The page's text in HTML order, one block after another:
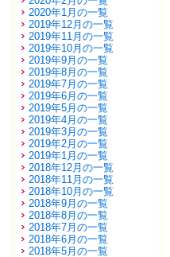
2020年1月の一覧
2019年12月の一覧
2019年11月の一覧
2019年10月の一覧
2019年9月の一覧
2019年8月の一覧
2019年7月の一覧
2019年6月の一覧
2019年5月の一覧
2019年4月の一覧
2019年3月の一覧
2019年2月の一覧
2019年1月の一覧
2018年12月の一覧
2018年11月の一覧
2018年10月の一覧
2018年9月の一覧
2018年8月の一覧
2018年7月の一覧
2018年6月の一覧
2018年5月の一覧